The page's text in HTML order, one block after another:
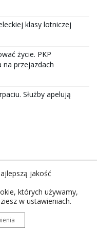
klasy lotniczej
życie. PKP
na przejazdach
Służby apelują
S.A. w likwidacj.
jakość
których używamy,
w ustawieniach.